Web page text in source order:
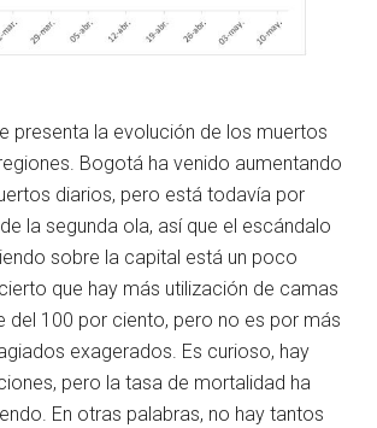
presenta la evolución de los muertos
Bogotá ha venido aumentando
diarios, pero está todavía por
la segunda ola, así que el escándalo
sobre la capital está un poco
que hay más utilización de camas
del 100 por ciento, pero no es por más
exagerados. Es curioso, hay
pero la tasa de mortalidad ha
En otras palabras, no hay tantos